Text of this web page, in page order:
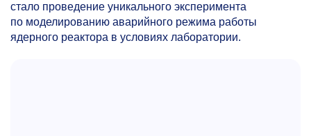
стало проведение уникального эксперимента
по моделированию аварийного режима работы
ядерного реактора в условиях лаборатории.